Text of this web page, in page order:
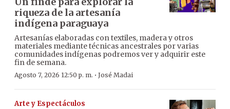
riqueza de la artesanía
indígena paraguaya
Artesanías elaboradas con textiles, madera y otros
materiales mediante técnicas ancestrales por varias
comunidades indígenas podremos ver y adquirir este
fin de semana.
Agosto 7, 2026 12:50 p. m. · José Madai
Arte y Espectáculos